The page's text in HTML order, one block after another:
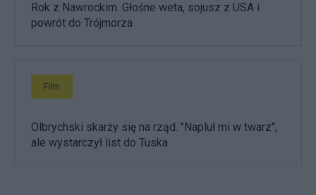
Rok z Nawrockim. Głośne weta, sojusz z USA i
powrót do Trójmorza
Film
Olbrychski skarży się na rząd. "Napluł mi w twarz",
ale wystarczył list do Tuska